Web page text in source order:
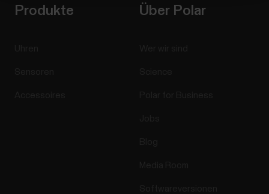
Produkte Über Polar